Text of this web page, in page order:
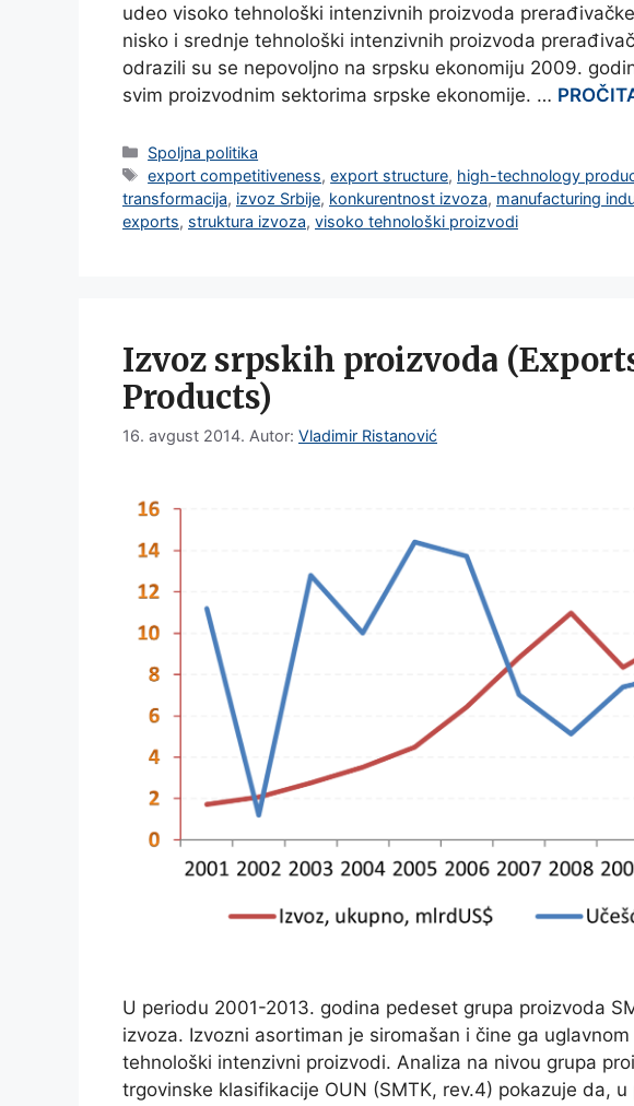
udeo visoko tehnološki intenzivnih proizvoda
nisko i srednje tehnološki intenzivnih proizvoda
odrazili su se nepovoljno na srpsku ekonomiju 2009.
svim proizvodnim sektorima srpske ekonomije. …
Categories
Spoljna politika
Tags
export competitiveness,export structure, high-technology
transformacija, izvoz Srbije, konkurentnost izvoza, manufacturing
exports, struktura izvoza, visoko tehnološki proizvodi
Izvoz srpskih proizvoda
Products)
16. avgust 2014. Autor: Vladimir Ristanović
U periodu 2001-2013. godina pedeset grupa proizvoda
izvoza. Izvozni asortiman je siromašan i čine ga
tehnološki intenzivni proizvodi. Analiza na nivou grupa
trgovinske klasifikacije OUN (SMTK, rev.4) pokazuje da,